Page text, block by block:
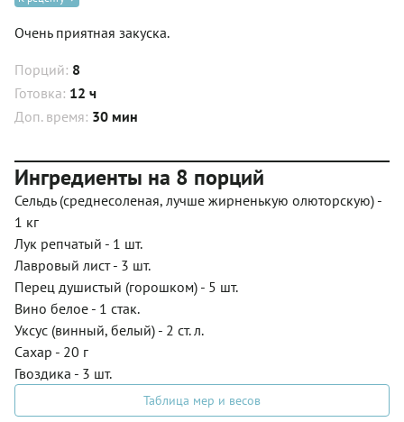
Очень приятная закуска.
Порций: 8
Готовка: 12 ч
Доп. время: 30 мин
Ингредиенты на 8 порций
Сельдь (среднесоленая, лучше жирненькую олюторскую) -
1 кг
Лук репчатый - 1 шт.
Лавровый лист - 3 шт.
Перец душистый (горошком) - 5 шт.
Вино белое - 1 стак.
Уксус (винный, белый) - 2 ст. л.
Сахар - 20 г
Гвоздика - 3 шт.
Таблица мер и весов